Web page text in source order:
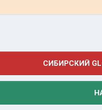
СИБИРСКИЙ